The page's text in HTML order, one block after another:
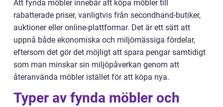
Att fynda möbler innebär att köpa möbler till
rabatterade priser, vanligtvis från secondhand-butiker,
auktioner eller online-plattformar. Det är ett sätt att
uppnå både ekonomiska och miljömässiga fördelar,
eftersom det gör det möjligt att spara pengar samtidigt
som man minskar sin miljöpåverkan genom att
återanvända möbler istället för att köpa nya.
Typer av fynda möbler och